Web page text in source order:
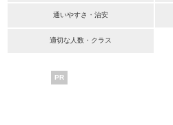
通いやすさ・治安
適切な人数・クラス
PR